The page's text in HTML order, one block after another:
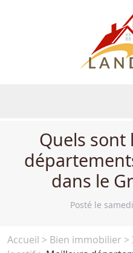
Quels sont
dans le
Posté le
Accueil > Bien immobilier >